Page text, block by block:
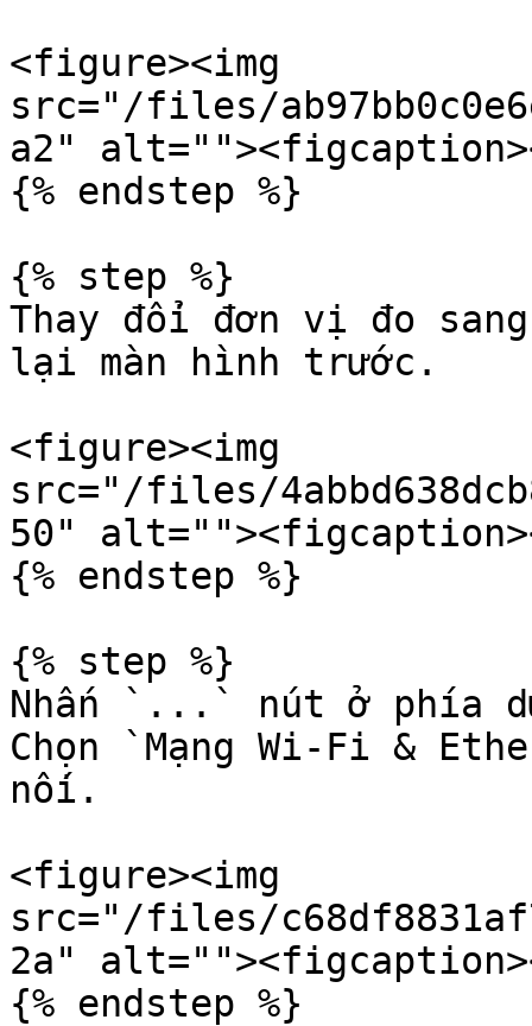
<figure><img
src="/files/
a2"
{% endstep %}
{% step %}
Thay đổi đơn vị đo
lại màn hình trước.
<figure><img
src="/files/
50"
{% endstep %}
{% step %}
Nhấn `...` nút ở phía
Chọn `Mạng Wi‑Fi &
nối.
<figure><img
src="/files/
2a"
{% endstep %}